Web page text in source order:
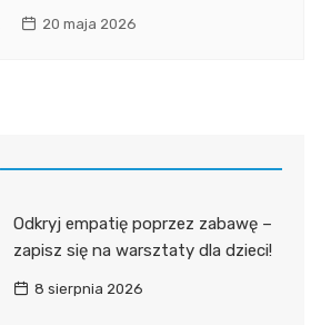
20 maja 2026
Odkryj empatię poprzez zabawę –
zapisz się na warsztaty dla dzieci!
8 sierpnia 2026